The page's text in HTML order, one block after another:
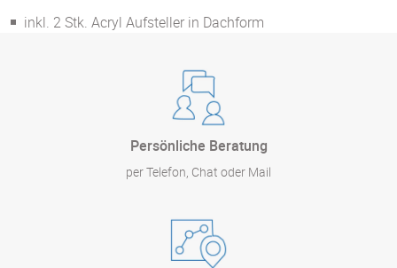
inkl. 2 Stk. Acryl Aufsteller in Dachform
Persönliche Beratung
per Telefon, Chat oder Mail